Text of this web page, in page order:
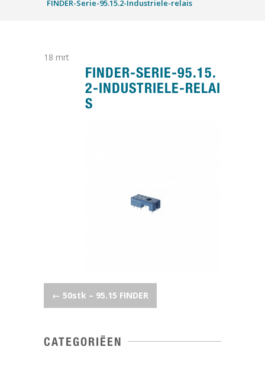
FINDER-Serie-95.15.2-Industriele-relais
18 mrt
FINDER-SERIE-95.15.
2-INDUSTRIELE-RELAI
S
POST NAVIGATION
← 50stk – 95.15 FINDER
CATEGORIËEN